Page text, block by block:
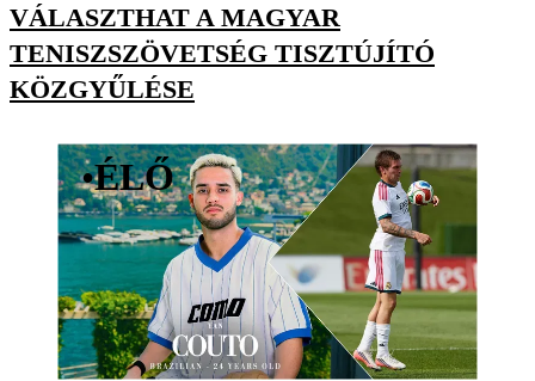
VÁLASZTHAT A MAGYAR
TENISZSZÖVETSÉG TISZTÚJÍTÓ
KÖZGYŰLÉSE
•ÉLŐ